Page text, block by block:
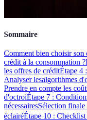
Sommaire
Comment bien choisir son
crédit à la consommation ?
les offres de créditÉtape 4
Analyser lesalgorithmes
Prendre en compte les
d'octroiÉtape 7 :
nécessairesSélection
éclairéÉtape 10 :